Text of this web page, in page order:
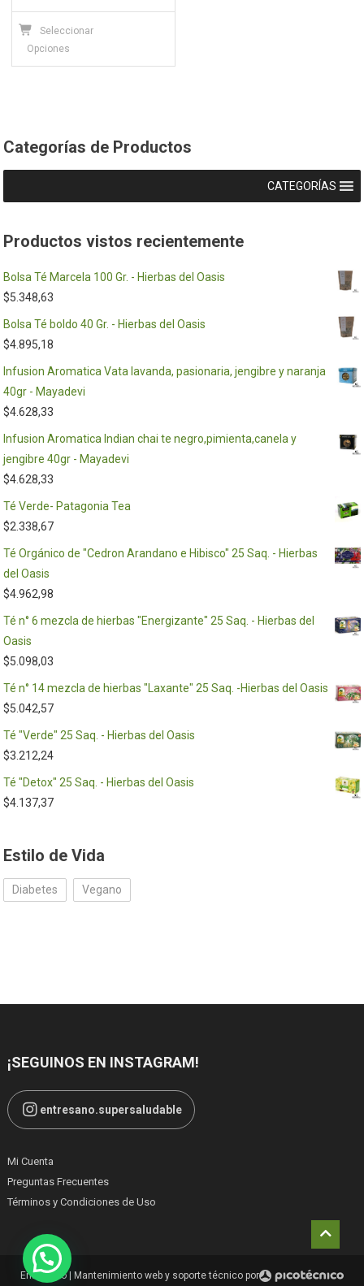
Seleccionar
Opciones
opciones
elegir
la
de
Categorías de Productos
CATEGORÍAS
Productos vistos recientemente
Bolsa Té Marcela 100 Gr. - Hierbas del Oasis
$5.348,63
Bolsa Té boldo 40 Gr. - Hierbas del Oasis
$4.895,18
Infusion Aromatica Vata lavanda, pasionaria, jengibre y naranja
40gr - Mayadevi
$4.628,33
Infusion Aromatica Indian chai te negro,pimienta,canela y
jengibre 40gr - Mayadevi
$4.628,33
Té Verde- Patagonia Tea
$2.338,67
Té Orgánico de "Cedron Arandano e Hibisco" 25 Saq. - Hierbas
del Oasis
$4.962,98
Té n° 6 mezcla de hierbas "Energizante" 25 Saq. - Hierbas del
Oasis
$5.098,03
Té n° 14 mezcla de hierbas "Laxante" 25 Saq. -Hierbas del Oasis
$5.042,57
Té "Verde" 25 Saq. - Hierbas del Oasis
$3.212,24
Té "Detox" 25 Saq. - Hierbas del Oasis
$4.137,37
Estilo de Vida
Diabetes Vegano
¡SEGUINOS EN INSTAGRAM!
entresano.supersaludable
Mi Cuenta
Preguntas Frecuentes
Términos y Condiciones de Uso
Entresano Mantenimiento web y soporte técnico por